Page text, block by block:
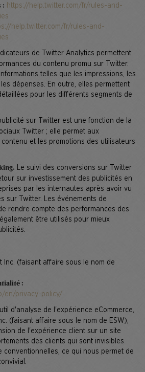
: https://help.twitter.com/fr/rules-and-
help.twitter.com/fr/rules-and-
de Twitter Analytics permettent
du contenu promu sur Twitter.
telles que les impressions, les
dépenses. En outre, elles permettent
pour les différents segments de
sur Twitter est une fonction de la
Twitter ; elle permet aux
et les promotions des utilisateurs
Le suivi des conversions sur Twitter
sur investissement des publicités en
par les internautes après avoir vu
sur Twitter. Les événements de
rendre compte des performances des
être utilisés pour mieux
Inc. (faisant affaire sous le nom de
:
en/privacy-policy/
d'analyse de l'expérience eCommerce,
(faisant affaire sous le nom de ESW),
de l'expérience client sur un site
des clients qui sont invisibles
conventionnelles, ce qui nous permet de